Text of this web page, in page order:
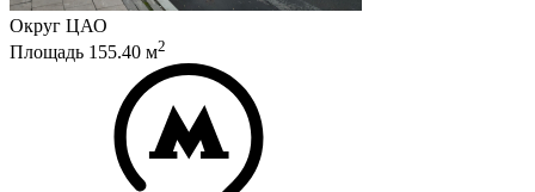
Округ ЦАО
Площадь 155.40 м2